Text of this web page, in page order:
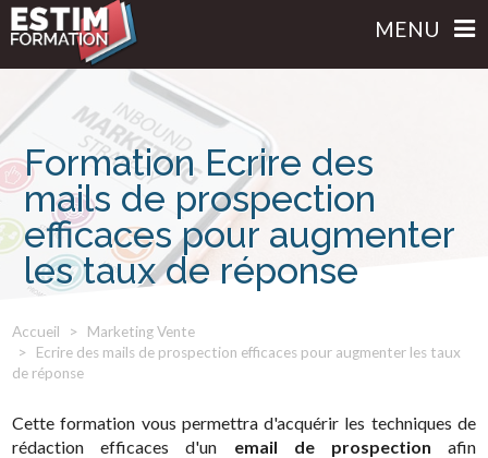
MENU
Formation Ecrire des
mails de prospection
efficaces pour augmenter
les taux de réponse
Accueil
Marketing Vente
Ecrire des mails de prospection efficaces pour augmenter les taux
de réponse
Cette formation vous permettra d'acquérir les techniques de
rédaction efficaces d'un email de prospection afin